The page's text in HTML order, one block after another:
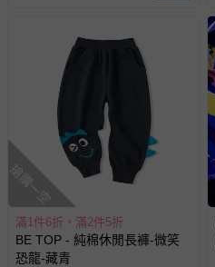
搶購一空
滿1件6折，滿2件5折
BE TOP - 純棉休閒長褲-微笑
恐龍-藏青